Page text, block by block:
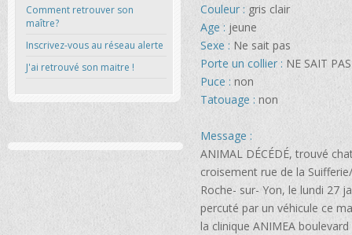
Comment retrouver son
maître?
Inscrivez-vous au réseau alerte
J'ai retrouvé son maitre !
Couleur : gris clair
Age : jeune
Sexe : Ne sait pas
Porte un collier : NE SAIT
Puce : non
Tatouage : non
Message :
ANIMAL DÉCÉDÉ, trouvé
croisement rue de la
Roche- sur- Yon, le lundi 27
percuté par un véhicule ce
la clinique ANIMEA